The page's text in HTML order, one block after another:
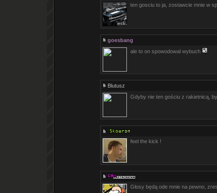
ten gosciu to ja, zostawcie mnie w
goesbang
ale to on spowodowal wybuch
Blutusz
Gdyby nie ten gościu z rakietnicą,
feel the kick !
Głosy będą ode mnie na pewno,